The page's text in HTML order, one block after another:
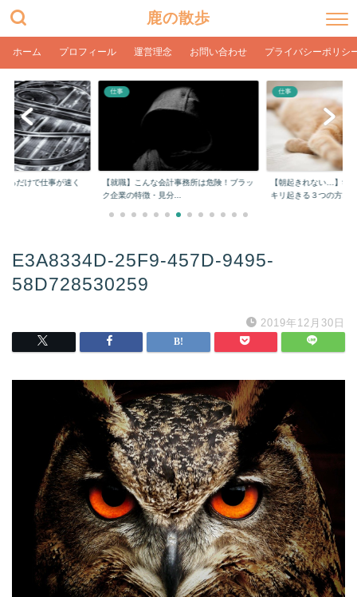
鹿の散歩
ホーム プロフィール 運営理念 お問い合わせ プライバシーポリシ
るだけで仕事が速く
仕事
【就職】こんな会計事務所は危険！ブラッ
ク企業の特徴・見分...
仕事
【朝起きれない…】学
キリ起きる３つの方...
E3A8334D-25F9-457D-9495-
58D728530259
2019年12月30日